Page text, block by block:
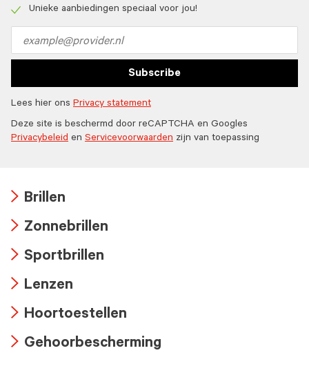
icon
Unieke aanbiedingen speciaal voor jou!
address
Subscribe
Lees hier ons Privacy statement
Deze site is beschermd door reCAPTCHA en Googles
Privacybeleid en Servicevoorwaarden zijn van toepassing
icon
Brillen
icon
Zonnebrillen
icon
Sportbrillen
icon
Lenzen
icon
Hoortoestellen
Gehoorbescherming